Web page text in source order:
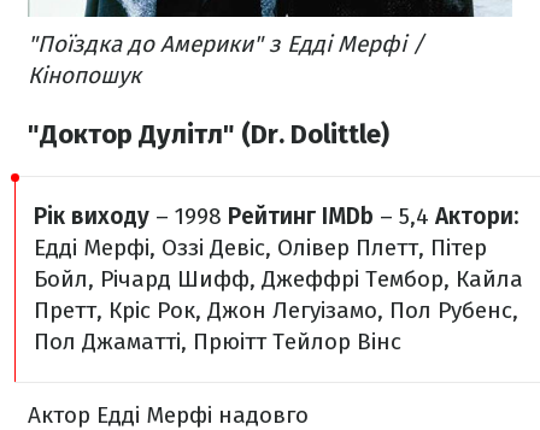
"Поїздка до Америки" з Едді Мерфі /
Кінопошук
"Доктор Дулітл" (Dr. Dolittle)
Рік виходу – 1998 Рейтинг IMDb – 5,4 Актори:
Едді Мерфі, Оззі Девіс, Олівер Плетт, Пітер
Бойл, Річард Шифф, Джеффрі Тембор, Кайла
Претт, Кріс Рок, Джон Легуізамо, Пол Рубенс,
Пол Джаматті, Прюітт Тейлор Вінс
Актор Едді Мерфі надовго